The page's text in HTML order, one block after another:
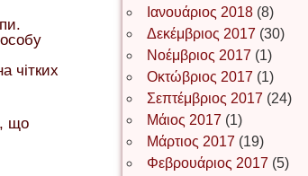
чітких
що
Іван Буртик
Іван Наконечний
Інга Короткевич
Ιανουάριος 2018 (8)
Δεκέμβριος 2017 (30)
Νοέμβριος 2017 (1)
Οκτώβριος 2017 (1)
Σεπτέμβριος 2017 (24)
Μάιος 2017 (1)
Μάρτιος 2017 (19)
Φεβρουάριος 2017 (5)